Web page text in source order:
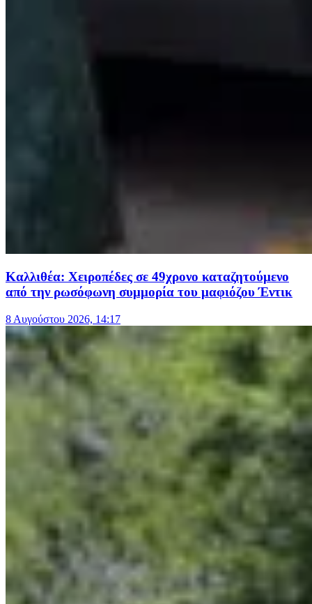
Καλλιθέα: Χειροπέδες σε 49χρονο καταζητούμενο
από την ρωσόφωνη συμμορία του μαφιόζου Έντικ
8 Αυγούστου 2026, 14:17